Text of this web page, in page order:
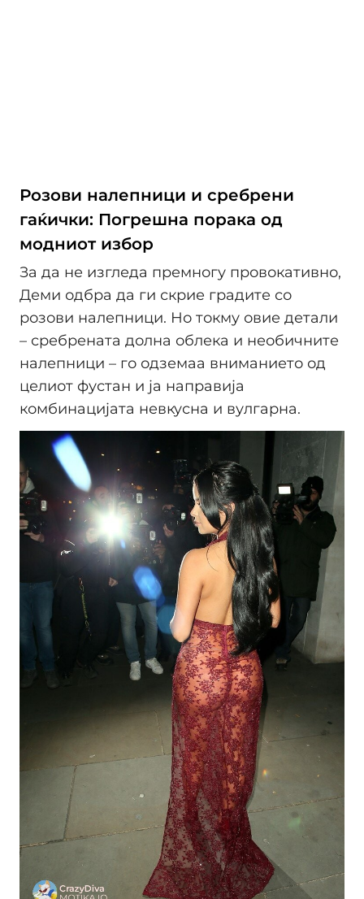
Розови налепници и сребрени
гаќички: Погрешна порака од
модниот избор
За да не изгледа премногу провокативно,
Деми одбра да ги скрие градите со
розови налепници. Но токму овие детали
– сребрената долна облека и необичните
налепници – го одземаа вниманието од
целиот фустан и ја направија
комбинацијата невкусна и вулгарна.